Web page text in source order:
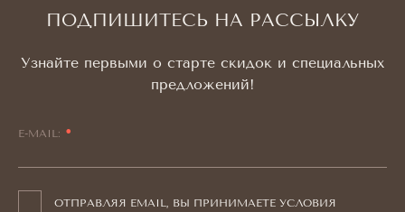
ПОДПИШИТЕСЬ НА РАССЫЛКУ
Узнайте первыми о старте скидок и специальных
предложений!
E-MAIL:
ОТПРАВЛЯЯ EMAIL, ВЫ ПРИНИМАЕТЕ УСЛОВИЯ